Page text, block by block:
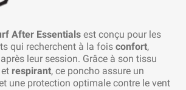
After Essentials est conçu pour les
qui recherchent à la fois confort,
après leur session. Grâce à son tissu
et respirant, ce poncho assure un
une protection optimale contre le vent